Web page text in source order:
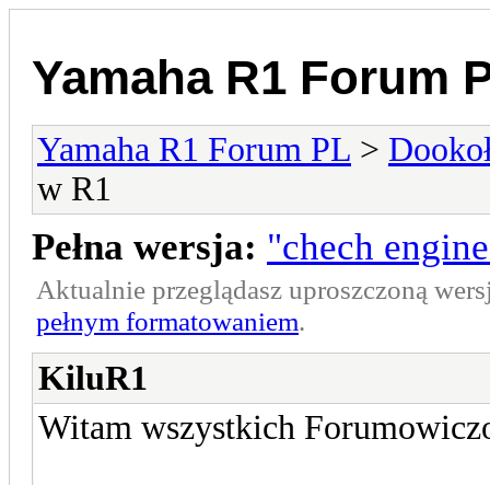
Yamaha R1 Forum
Yamaha R1 Forum PL >
w R1
Pełna wersja: "chech
Aktualnie przeglądasz uproszczoną
pełnym formatowaniem.
KiluR1
Witam wszystkich